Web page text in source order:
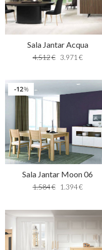
Sala Jantar Acqua
4.512€ 3.971 €
%
12
Sala Jantar Moon 06
1.584€ 1.394€